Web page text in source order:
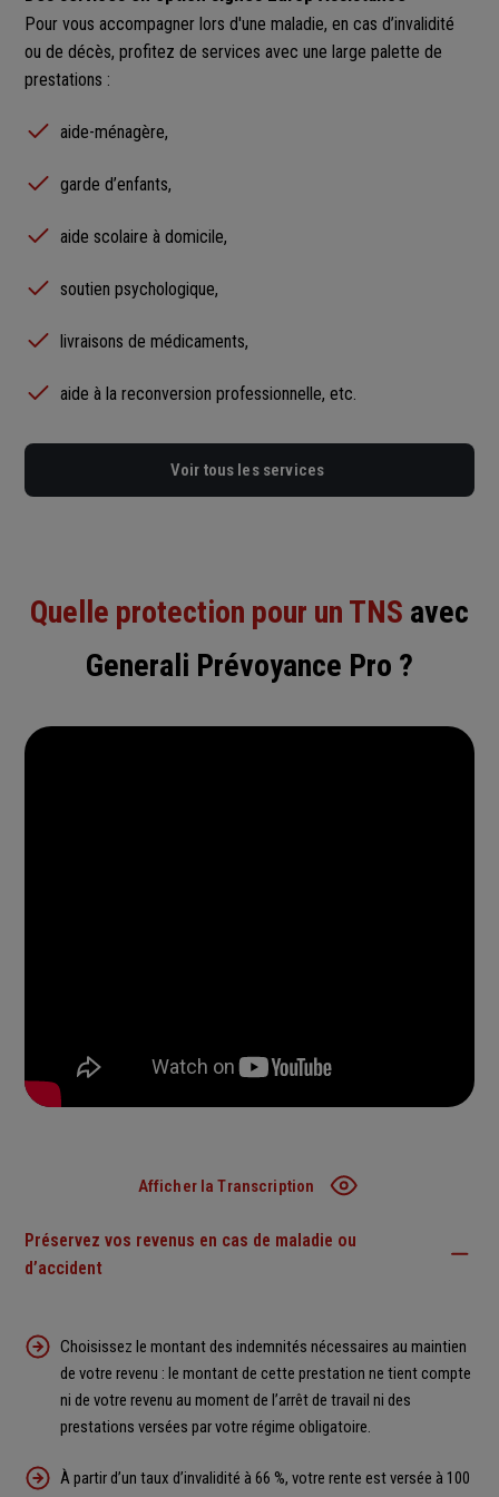
Pour vous accompagner lors d'une maladie, en cas d’invalidité
ou de décès, profitez de services avec une large palette de
prestations :
aide-ménagère,
garde d’enfants,
aide scolaire à domicile,
soutien psychologique,
livraisons de médicaments,
aide à la reconversion professionnelle, etc.
Voir tous les services
Quelle protection pour un TNS avec
Generali Prévoyance Pro ?
Afficher la Transcription
Transcription
de votre activité professionnelle.
Préservez votre revenu en cas d’arrêt de travail ou d’invalidité
Prise en charge des pathologies psychiques et dorsales.
Préservez l’avenir de votre entreprise
Protégez votre famille en cas de décès
Préservez vos revenus en cas de maladie ou
d’accident
Choisissez le montant des indemnités nécessaires au maintien
de votre revenu : le montant de cette prestation ne tient compte
ni de votre revenu au moment de l’arrêt de travail ni des
prestations versées par votre régime obligatoire.
À partir d’un taux d’invalidité à 66 %, votre rente est versée à 100